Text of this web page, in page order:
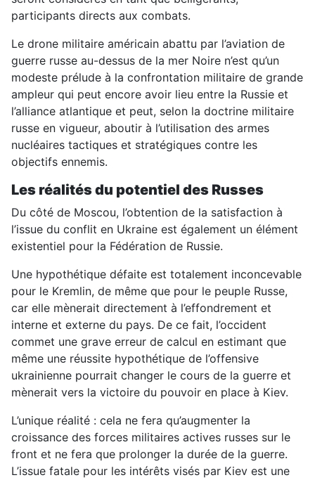
participants directs aux combats.
Le drone militaire américain abattu par l’aviation de
guerre russe au-dessus de la mer Noire n’est qu’un
modeste prélude à la confrontation militaire de grande
ampleur qui peut encore avoir lieu entre la Russie et
l’alliance atlantique et peut, selon la doctrine militaire
russe en vigueur, aboutir à l’utilisation des armes
nucléaires tactiques et stratégiques contre les
objectifs ennemis.
Les réalités du potentiel des Russes
Du côté de Moscou, l’obtention de la satisfaction à
l’issue du conflit en Ukraine est également un élément
existentiel pour la Fédération de Russie.
Une hypothétique défaite est totalement inconcevable
pour le Kremlin, de même que pour le peuple Russe,
car elle mènerait directement à l’effondrement et
interne et externe du pays. De ce fait, l’occident
commet une grave erreur de calcul en estimant que
même une réussite hypothétique de l’offensive
ukrainienne pourrait changer le cours de la guerre et
mènerait vers la victoire du pouvoir en place à Kiev.
L’unique réalité : cela ne fera qu’augmenter la
croissance des forces militaires actives russes sur le
front et ne fera que prolonger la durée de la guerre.
L’issue fatale pour les intérêts visés par Kiev est une